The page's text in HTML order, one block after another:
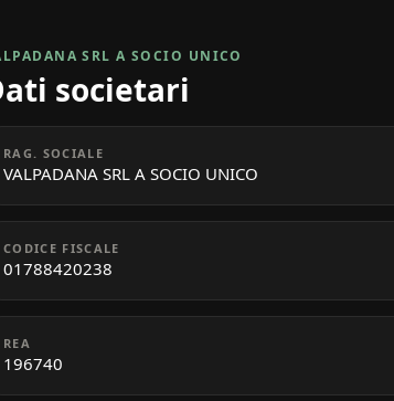
SRL A SOCIO UNICO
societari
RAG. SOCIALE
VALPADANA SRL A SOCIO UNICO
CODICE FISCALE
01788420238
REA
196740